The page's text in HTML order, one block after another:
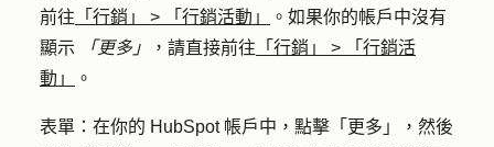
前往 「行銷」 > 「行銷活動」
。如果你的帳戶中沒有
顯示
「更多」 ，請直接前往 「行銷」 >
「行銷活
動」
。
表單 ：在你的 HubSpot 帳戶中，點擊 「更多」
，然後